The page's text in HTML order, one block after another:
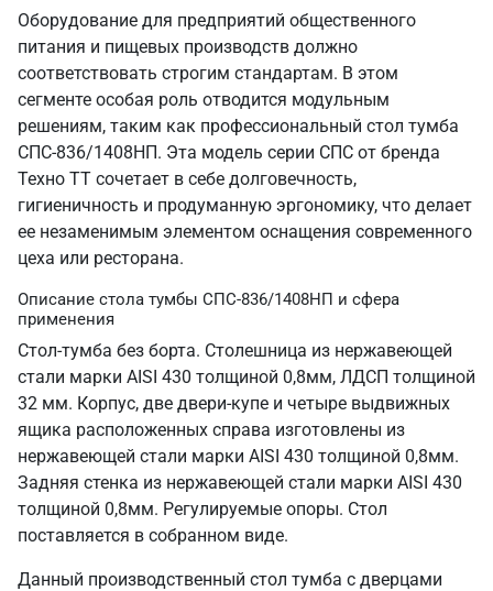
Оборудование для предприятий общественного
питания и пищевых производств должно
соответствовать строгим стандартам. В этом
сегменте особая роль отводится модульным
решениям, таким как профессиональный стол тумба
СПС-836/1408НП. Эта модель серии СПС от бренда
Техно ТТ сочетает в себе долговечность,
гигиеничность и продуманную эргономику, что делает
ее незаменимым элементом оснащения современного
цеха или ресторана.
Описание стола тумбы СПС-836/1408НП и сфера
применения
Стол-тумба без борта. Столешница из нержавеющей
стали марки AISI 430 толщиной 0,8мм, ЛДСП толщиной
32 мм. Корпус, две двери-купе и четыре выдвижных
ящика расположенных справа изготовлены из
нержавеющей стали марки AISI 430 толщиной 0,8мм.
Задняя стенка из нержавеющей стали марки AISI 430
толщиной 0,8мм. Регулируемые опоры. Стол
поставляется в собранном виде.
Данный производственный стол тумба с дверцами